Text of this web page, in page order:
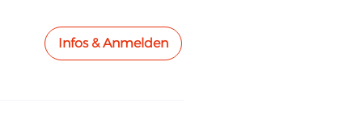
Infos & Anmelden